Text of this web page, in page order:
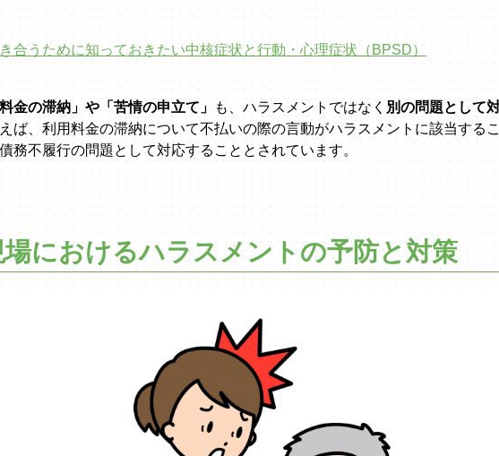
合うために知っておきたい中核症状と行動・心理症状（BPSD）
料金の滞納」や「苦情の申立て」 も、ハラスメントではなく 別の問題として
ば、利用料金の滞納について不払いの際の言動がハラスメントに該当する
務不履行の問題として対応することとされています。
場におけるハラスメントの予防と対策